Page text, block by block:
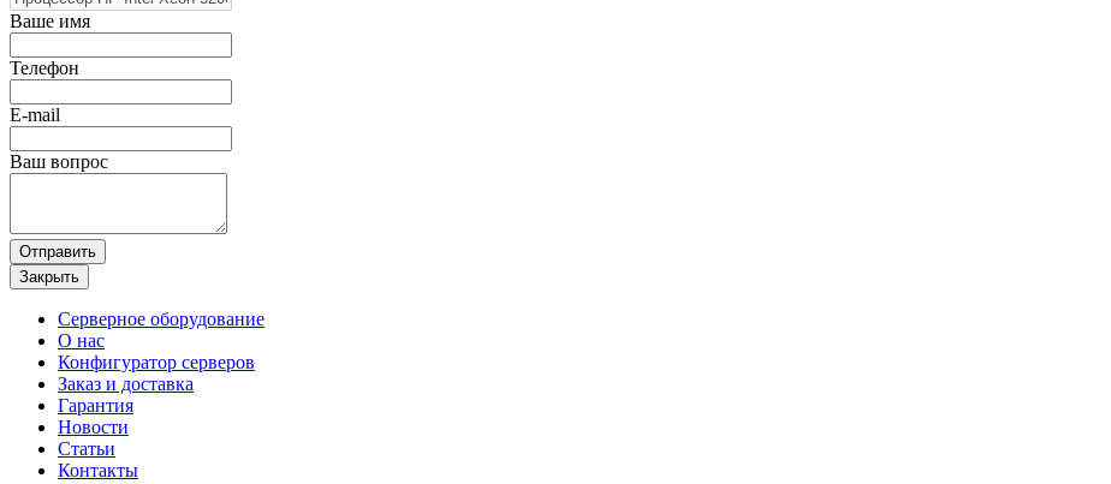
Ваше имя
Телефон
E-mail
Ваш вопрос
Отправить
Закрыть
Серверное оборудование
О нас
Конфигуратор серверов
Заказ и доставка
Гарантия
Новости
Статьи
Контакты